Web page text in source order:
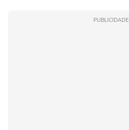
PUBLICIDADE